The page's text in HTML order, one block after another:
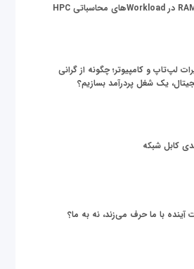
لپ‌تاپ و کامپیوتر؛ چگونه از گرانی
یک شغل پردرآمد بسازیم؟
کابل شبکه
آینده با ما حرف می‌زند، نه به ما؟